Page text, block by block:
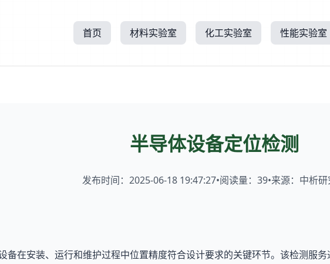
首页 材料实验室 化工实验室 性能实验室
半导体设备定位检测
发布时间：2025-06-18 19:47:27•阅读量： 39•来源：中析
备在安装、运行和维护过程中位置精度符合设计要求的关键环节。该检测服